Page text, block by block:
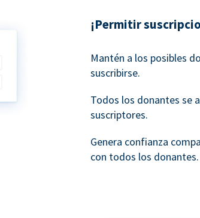
¡Permitir
Mantén a los posibles
suscribirse.
Todos los donantes se
suscriptores.
Genera confianza
con todos los donantes.